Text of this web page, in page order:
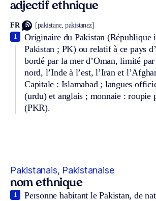
adjectif ethnique
FR [pakistanɛ, pakistanɛz]
Originaire du Pakistan (République
Pakistan ; PK) ou relatif à ce pays
bordé par la mer d’Oman, limité
nord, l’Inde à l’est, l’Iran et
Capitale : Islamabad ; langues
(urdu) et anglais ; monnaie : roupie
(PKR).
1
Pakistanais, Pakistanaise
nom ethnique
Personne habitant le Pakistan, de
1